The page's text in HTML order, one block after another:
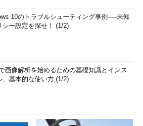
10のトラブルシューティング事例──未知
シー設定を探せ！ (1/2)
画像解析を始めるための基礎知識とインス
、基本的な使い方 (1/2)